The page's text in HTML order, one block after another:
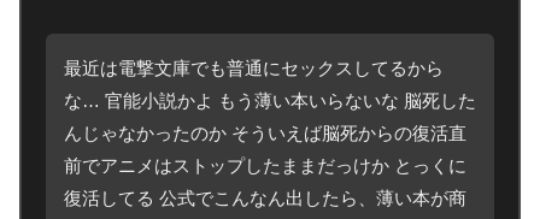
最近は電撃文庫でも普通にセックスしてるから
な… 官能小説かよ もう薄い本いらないな 脳死した
んじゃなかったのか そういえば脳死からの復活直
前でアニメはストップしたままだっけか とっくに
復活してる 公式でこんなん出したら、薄い本が商